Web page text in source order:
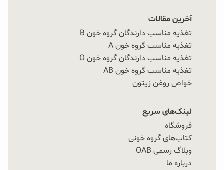
آخرین مقالات
تغذیه مناسب دارندگان گروه خون B
تغذیه مناسب گروه خون A
تغذیه مناسب دارندگان گروه خون O
تغذیه مناسب گروه خون AB
خواص روغن زیتون
لینک‌های سریع
فروشگاه
کتاب‌های گروه خونی
وبلاگ رسمی OAB
درباره ما